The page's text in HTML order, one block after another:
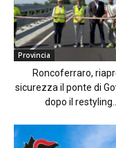
Provincia
Roncoferraro,
sicurezza il ponte di
dopo il restyling...